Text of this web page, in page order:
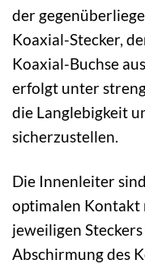
der
Koaxial-Stecker,
Koaxial-Buchse
erfolgt unter
die Langlebigkeit
sicherzustellen.
Die Innenleiter
optimalen
jeweiligen
Abschirmung des